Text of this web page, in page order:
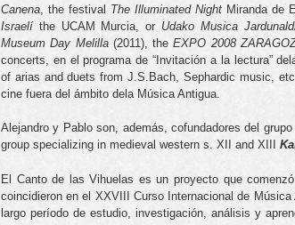
Canena , the festival The Illuminated Night Miranda de
Israelíthe UCAM Murcia, or Udako Musica
Museum Day Melilla (2011), theEXPO 2008
concerts, en el programa de “Invitación a la lectura”
of arias and duets from J.S.Bach, Sephardic music,
cine fuera del ámbito dela Música Antigua.
Alejandro y Pablo son, además, cofundadores del
group specializing in medieval western s. XII and XIII
El Canto de las Vihuelas es un proyecto que
coincidieron en el XXVIII Curso Internacional de
largo período de estudio, investigación, análisis y